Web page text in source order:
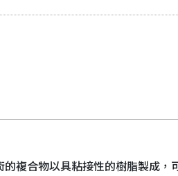
複合物以具粘接性的樹脂製成，